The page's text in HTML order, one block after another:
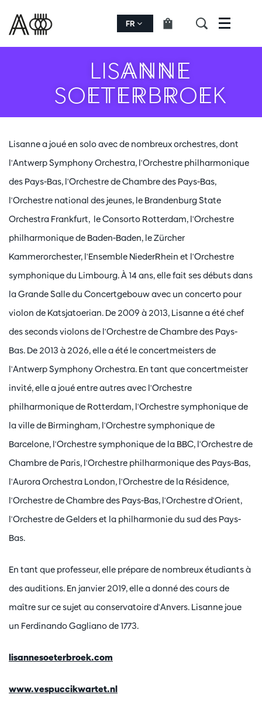
FR Menu
LISANNE
SOETERBROEK
Lisanne a joué en solo avec de nombreux orchestres, dont
l'Antwerp Symphony Orchestra, l'Orchestre philharmonique
des Pays-Bas, l'Orchestre de Chambre des Pays-Bas,
l'Orchestre national des jeunes, le Brandenburg State
Orchestra Frankfurt, le Consorto Rotterdam, l'Orchestre
philharmonique de Baden-Baden, le Zürcher
Kammerorchester, l'Ensemble NiederRhein et l'Orchestre
symphonique du Limbourg. À 14 ans, elle fait ses débuts dans
la Grande Salle du Concertgebouw avec un concerto pour
violon de Katsjatoerian. De 2009 à 2013, Lisanne a été chef
des seconds violons de l'Orchestre de Chambre des Pays-
Bas. De 2013 à 2026, elle a été le concertmeisters de
l'Antwerp Symphony Orchestra. En tant que concertmeister
invité, elle a joué entre autres avec l'Orchestre
philharmonique de Rotterdam, l'Orchestre symphonique de
la ville de Birmingham, l'Orchestre symphonique de
Barcelone, l'Orchestre symphonique de la BBC, l'Orchestre de
Chambre de Paris, l'Orchestre philharmonique des Pays-Bas,
l'Aurora Orchestra London, l'Orchestre de la Résidence,
l'Orchestre de Chambre des Pays-Bas, l'Orchestre d'Orient,
l'Orchestre de Gelders et la philharmonie du sud des Pays-
Bas.
En tant que professeur, elle prépare de nombreux étudiants à
des auditions. En janvier 2019, elle a donné des cours de
maître sur ce sujet au conservatoire d'Anvers. Lisanne joue
un Ferdinando Gagliano de 1773.
lisannesoeterbroek.com
www.vespuccikwartet.nl